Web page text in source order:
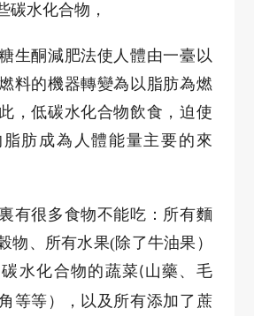
碳水化合物，
生酮減肥法使人體由一臺以
料的機器轉變為以脂肪為燃
，低碳水化合物飲食，迫使
脂肪成為人體能量主要的來
有很多食物不能吃：所有麵
物、所有水果(除了牛油果）
水化合物的蔬菜(山藥、毛
等等），以及所有添加了蔗